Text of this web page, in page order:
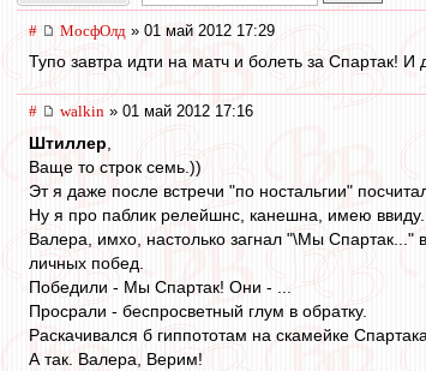
# МосфОлд » 01 май 2012 17:29
Тупо завтра идти на матч и болеть за
# walkin » 01 май 2012 17:16
Штиллер
Ваще то строк семь.))
Эт я даже после встречи "по ностальгии"
Ну я про паблик релейшнс, канешна, имею ввиду.
Валера, имхо, настолько загнал "\Мы Спартак..."
личных побед.
Победили - Мы Спартак! Они - ...
Просрали - беспросветный глум в обратку.
Раскачивался б гиппототам на скамейке
А так. Валера, Верим!